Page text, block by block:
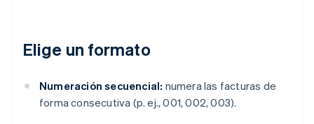
Elige un formato
Numeración secuencial: numera las facturas de
forma consecutiva (p. ej., 001, 002, 003).